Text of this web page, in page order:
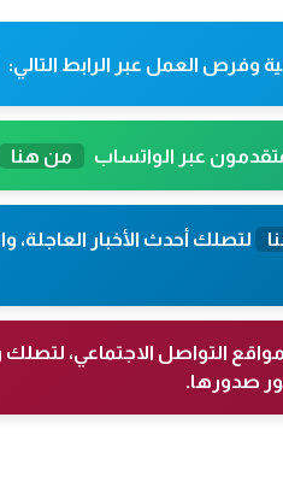
وفرص العمل عبر الرابط التالي:
عبر الواتساب من هنا
لتصلك أحدث الأخبار العاجلة،
التواصل الاجتماعي،
صدورها.